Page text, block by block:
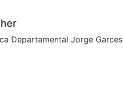
Departamental Jorge Garces